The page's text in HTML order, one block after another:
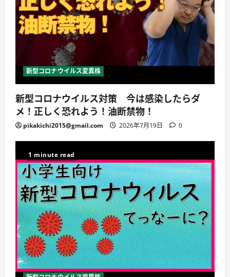
新型コロナウイルス変異株
新型コロナウイルス対策 今は感染したらダ
メ！正しく恐れよう！油断禁物！
pikakichi2015@gmail.com 2026年7月19日 0
1 minute read